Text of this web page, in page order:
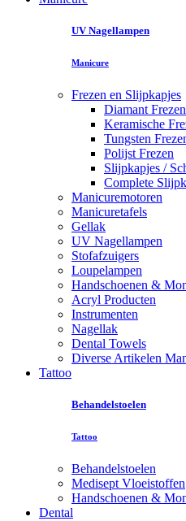
UV Nagellampen
Manicure
Frezen en Slijpkapjes
Diamant Frezen
Keramische
Tungsten
Polijst Frezen
Slijpkapjes /
Complete
Manicuremotoren
Manicuretafels
Gellak
UV Nagellampen
Stofafzuigers
Loupelampen
Handschoenen &
Acryl Producten
Instrumenten
Nagellak
Dental Towels
Diverse Artikelen
Tattoo
Behandelstoelen
Tattoo
Behandelstoelen
Medisept Vloeistoffen
Handschoenen &
Dental